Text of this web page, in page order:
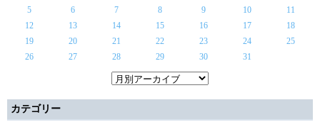
5
6 7 8 9 10
11
12
13 14 15 16 17
18
19
20 21 22 23 24
25
26
27 28 29 30 31
カテゴリー